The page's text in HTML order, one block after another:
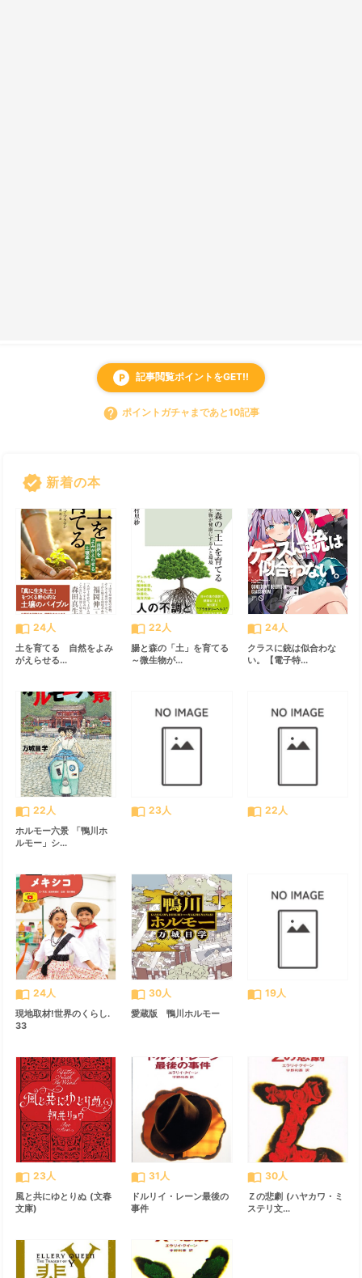
local_parking 記事閲覧ポイントをGET!!
help ポイントガチャまであと10記事
verified 新着の本
import_contacts 24人
土を育てる 自然をよみ
がえらせる...
import_contacts 22人
腸と森の「土」を育てる
～微生物が...
import_contacts 24人
クラスに銃は似合わな
い。【電子特...
import_contacts 22人
ホルモー六景 「鴨川ホ
ルモー」シ...
import_contacts 23人 import_contacts 22人
import_contacts 24人
現地取材!世界のくらし.
33
import_contacts 30人
愛蔵版 鴨川ホルモー
import_contacts 19人
import_contacts 23人
風と共にゆとりぬ (文春
文庫)
import_contacts 31人
ドルリイ・レーン最後の
事件
import_contacts 30人
Ｚの悲劇 (ハヤカワ・ミ
ステリ文...